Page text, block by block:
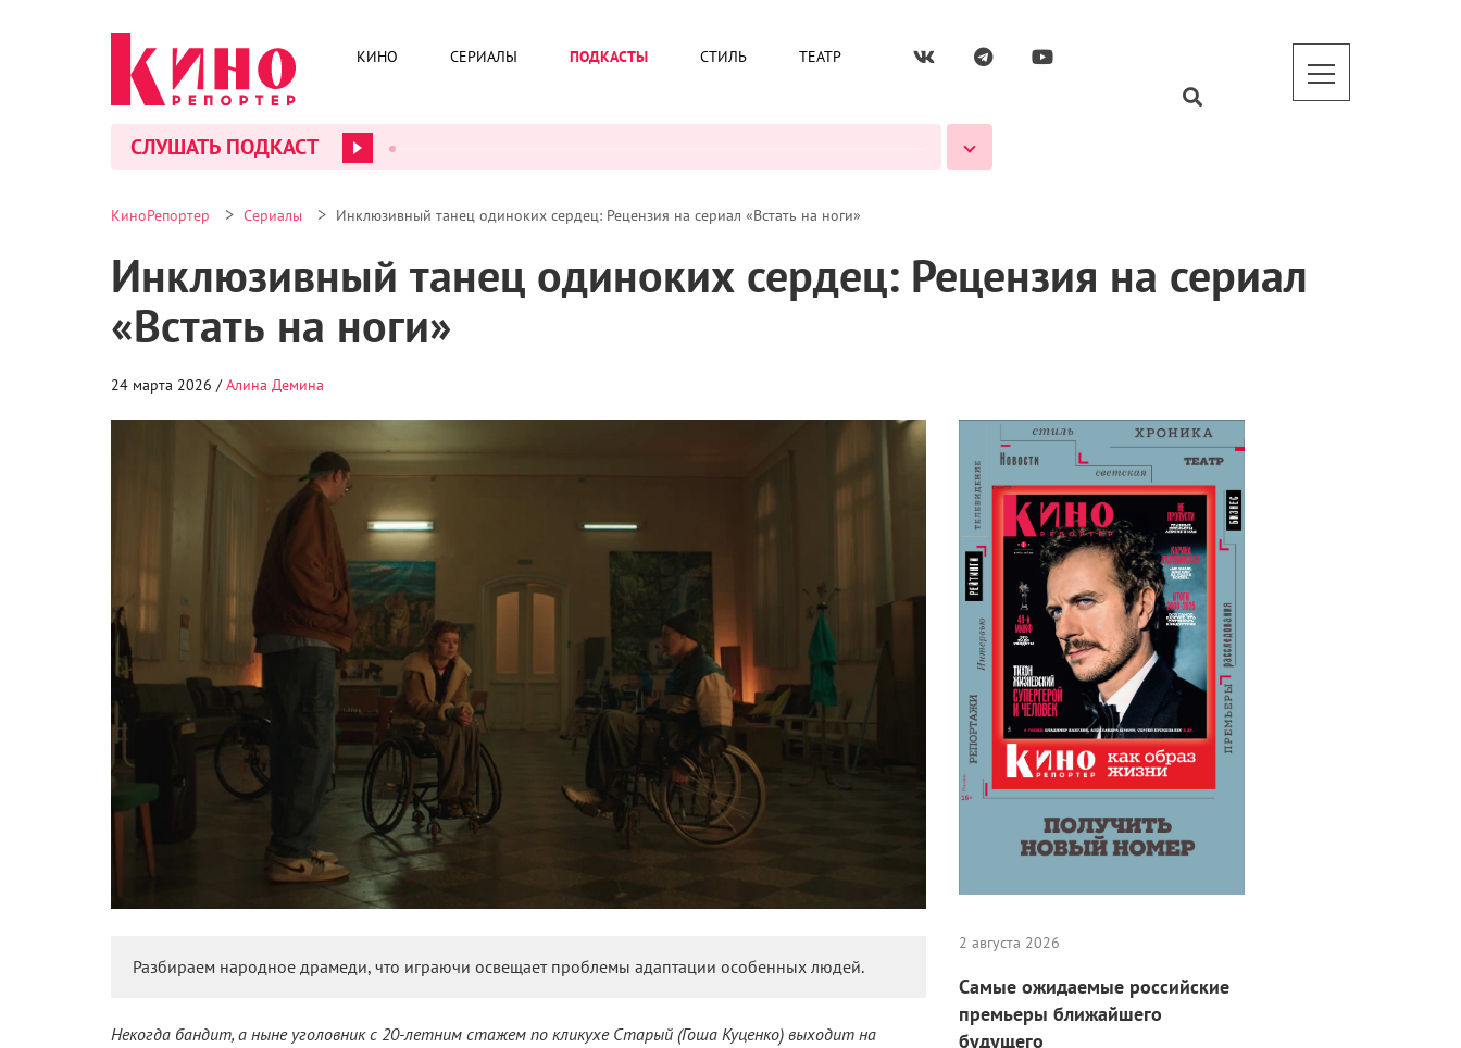
КИНО СЕРИАЛЫ ПОДКАСТЫ СТИЛЬ ТЕАТР
СЛУШАТЬ ПОДКАСТ
КиноРепортер > Сериалы > Инклюзивный танец одиноких сердец: Рецензия на сериал «Встать на ноги»
Инклюзивный танец одиноких сердец: Рецензия на сериал
«Встать на ноги»
24 марта 2026 /Алина Демина
Разбираем народное драмеди, что играючи освещает проблемы адаптации особенных людей.
Некогда бандит, а ныне уголовник с 20-летним стажем по кликухе Старый (Гоша Куценко) выходит на
2 августа 2026
Самые ожидаемые российские
премьеры ближайшего
будущего